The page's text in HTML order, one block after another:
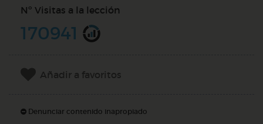
Nº Visitas a la lección
170941
Añadir a favoritos
Denunciar contenido inapropiado